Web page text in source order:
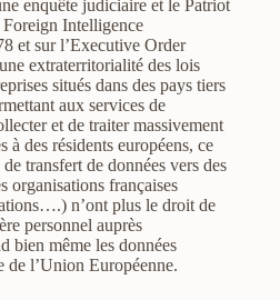
enquête judiciaire et le Patriot
Intelligence
et sur l’Executive Order
extraterritorialité des lois
situés dans des pays tiers
aux services de
et de traiter massivement
à des résidents européens, ce
transfert de données vers des
organisations françaises
n’ont plus le droit de
personnel auprès
bien même les données
de l’Union Européenne.